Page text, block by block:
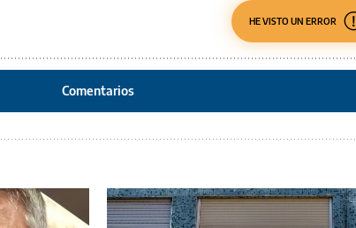
HE VISTO UN ERROR
Comentarios